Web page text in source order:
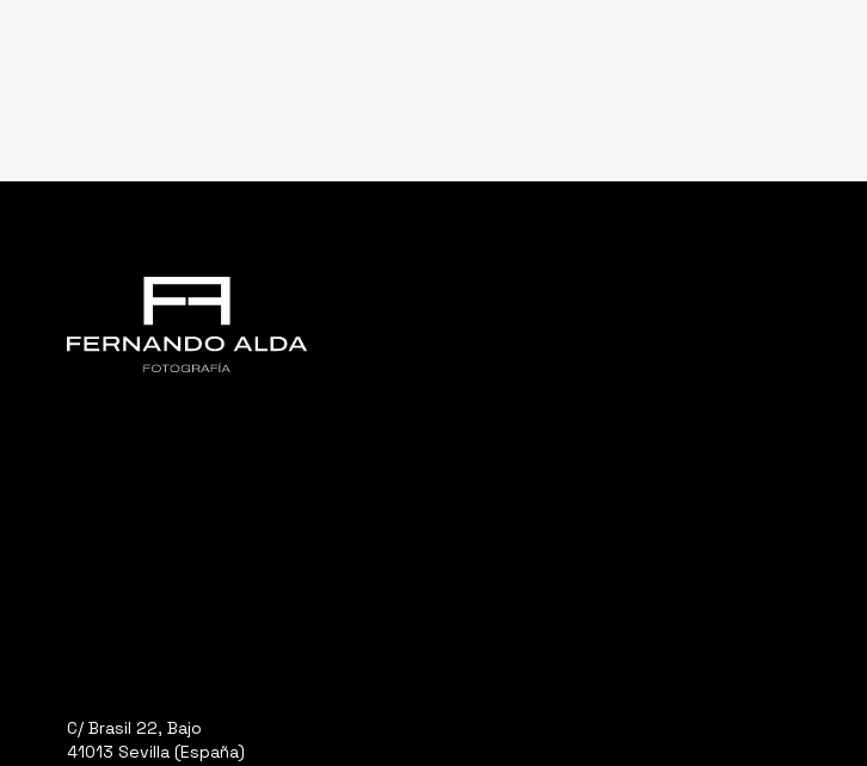
C/ Brasil 22, Bajo
41013 Sevilla (España)